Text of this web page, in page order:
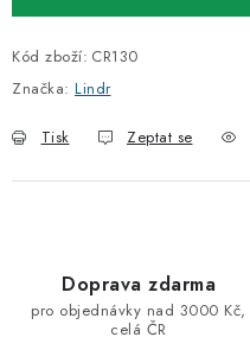
Kód zboží: CR130
Značka: Lindr
Tisk Zeptat se
Doprava zdarma
pro objednávky nad 3000 Kč,
celá ČR